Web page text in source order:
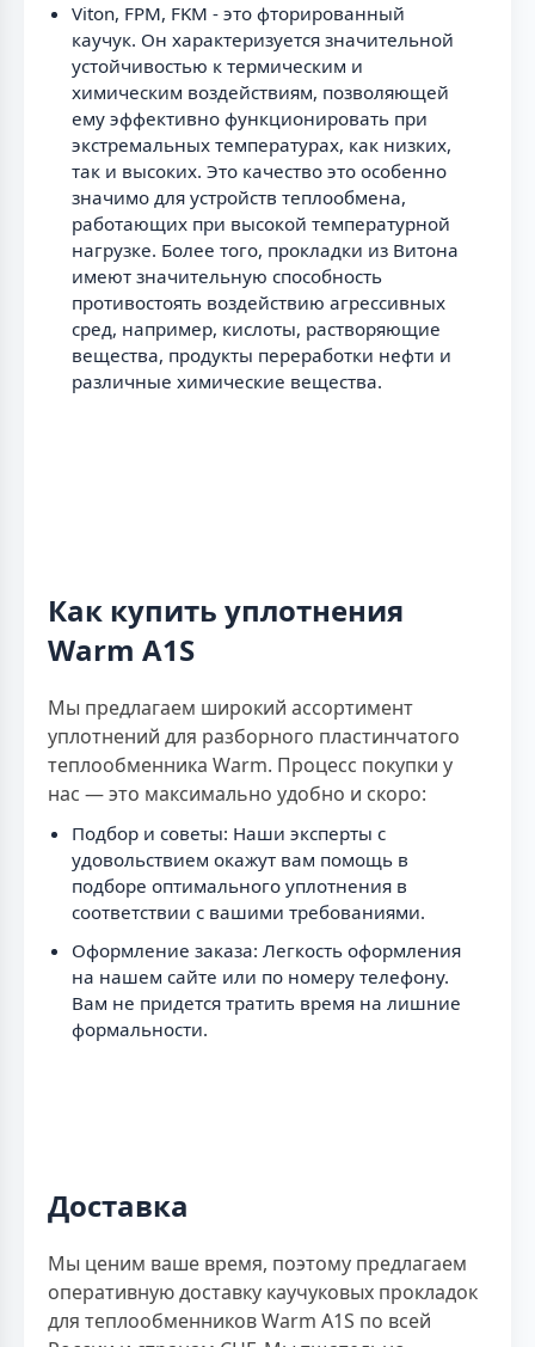
Viton, FPM, FKM - это фторированный
каучук. Он характеризуется значительной
устойчивостью к термическим и
химическим воздействиям, позволяющей
ему эффективно функционировать при
экстремальных температурах, как низких,
так и высоких. Это качество это особенно
значимо для устройств теплообмена,
работающих при высокой температурной
нагрузке. Более того, прокладки из Витона
имеют значительную способность
противостоять воздействию агрессивных
сред, например, кислоты, растворяющие
вещества, продукты переработки нефти и
различные химические вещества.
Как купить уплотнения
Warm A1S
Мы предлагаем широкий ассортимент
уплотнений для разборного пластинчатого
теплообменника Warm. Процесс покупки у
нас — это максимально удобно и скоро:
Подбор и советы: Наши эксперты с
удовольствием окажут вам помощь в
подборе оптимального уплотнения в
соответствии с вашими требованиями.
Оформление заказа: Легкость оформления
на нашем сайте или по номеру телефону.
Вам не придется тратить время на лишние
формальности.
Доставка
Мы ценим ваше время, поэтому предлагаем
оперативную доставку каучуковых прокладок
для теплообменников Warm A1S по всей